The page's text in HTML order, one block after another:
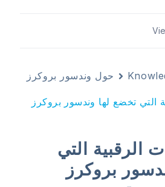
حول وندسور بروكرز
التي تخضع لها وندسور بروكرز
الرقبية التي
بروكرز